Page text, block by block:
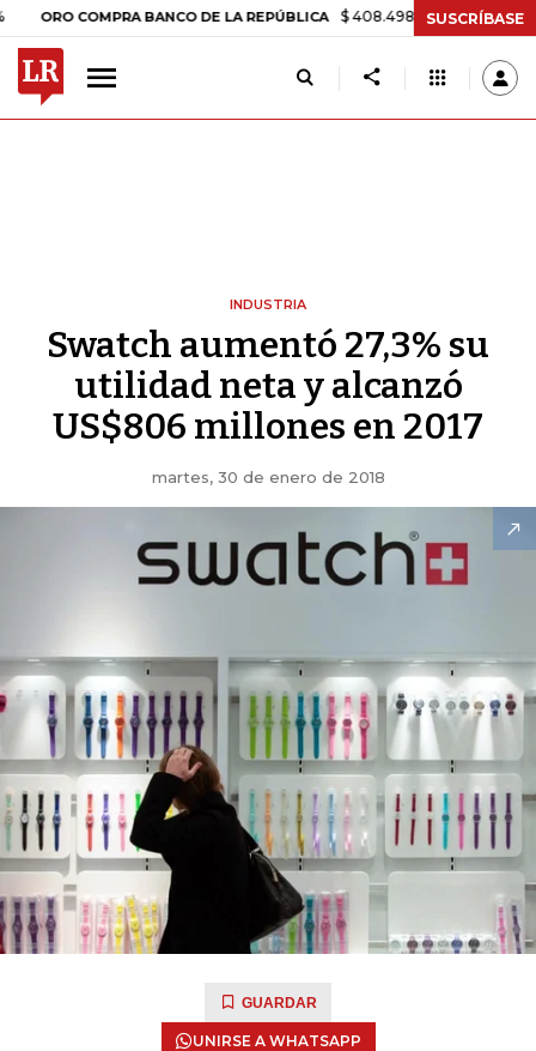
COMPRA BANCO DE LA REPÚBLICA $ 408.498,97 +$ 8.753,81 +2,19%
SUSCRÍBASE
INDUSTRIA
Swatch aumentó 27,3% su
utilidad neta y alcanzó
US$806 millones en 2017
martes, 30 de enero de 2018
GUARDAR
UNIRSE A WHATSAPP